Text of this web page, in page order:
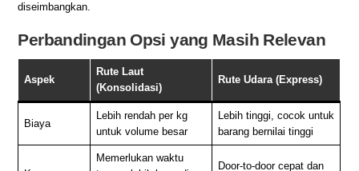
diseimbangkan.
Perbandingan Opsi yang Masih Relevan
Aspek
Rute Laut
(Konsolidasi)
Rute Udara (Express)
Biaya
Lebih rendah per kg
untuk volume besar
Lebih tinggi, cocok untuk
barang bernilai tinggi
Memerlukan waktu
Door-to-door cepat dan